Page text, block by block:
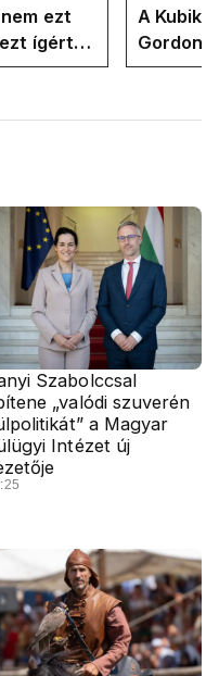
ezt
ígérte
A Kubik
Gordon
Magyar
Szabolccsal
„valódi szuverén
a Magyar
Intézet új